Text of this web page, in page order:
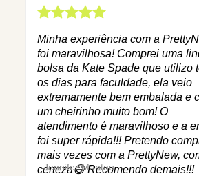
Minha experiência com a
foi maravilhosa! Comprei uma
bolsa da Kate Spade que utilizo
os dias para faculdade, ela veio
extremamente bem embalada e
um cheirinho muito bom! O
atendimento é maravilhoso e a
foi super rápida!!! Pretendo
mais vezes com a PrettyNew,
certeza😄 Recomendo demais!!!
-Jennifer Mantau